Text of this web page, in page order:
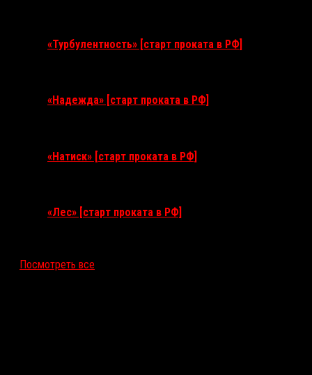
«Турбулентность» [старт проката в РФ]
«Надежда» [старт проката в РФ]
«Натиск» [старт проката в РФ]
«Лес» [старт проката в РФ]
Посмотреть все